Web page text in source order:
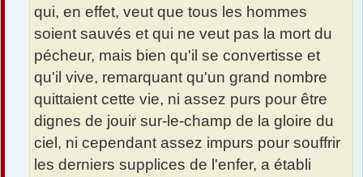
qui, en effet, veut que tous les hommes
soient sauvés et qui ne veut pas la mort du
pécheur, mais bien qu'il se convertisse et
qu'il vive, remarquant qu'un grand nombre
quittaient cette vie, ni assez purs pour être
dignes de jouir sur-le-champ de la gloire du
ciel, ni cependant assez impurs pour souffrir
les derniers supplices de l'enfer, a établi